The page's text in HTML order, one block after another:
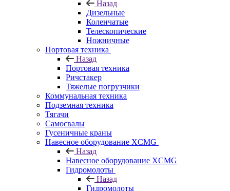
Назад
Дизельные
Коленчатые
Телескопические
Ножничные
Портовая техника
Назад
Портовая техника
Ричстакер
Тяжелые погрузчики
Коммунальная техника
Подземная техника
Тягачи
Самосвалы
Гусеничные краны
Навесное оборудование XCMG
Назад
Навесное оборудование XCMG
Гидромолоты
Назад
Гидромолоты